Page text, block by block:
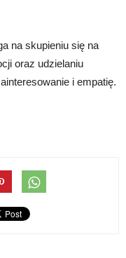
na skupieniu się na
oraz udzielaniu
i empatię.